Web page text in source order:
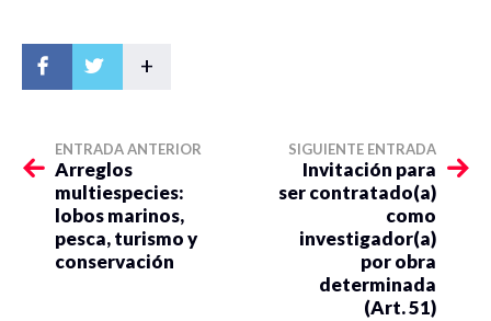
+
ENTRADA ANTERIOR
Arreglos
multiespecies:
lobos marinos,
pesca, turismo y
conservación
SIGUIENTE ENTRADA
Invitación para
ser contratado(a)
como
investigador(a)
por obra
determinada
(Art. 51)